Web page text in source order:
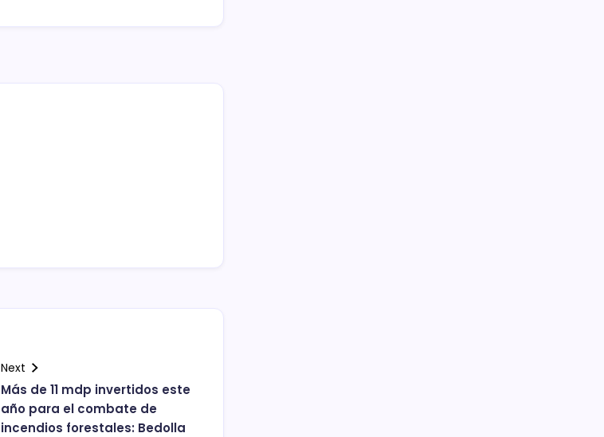
Next
Más de 11 mdp invertidos este
año para el combate de
incendios forestales: Bedolla